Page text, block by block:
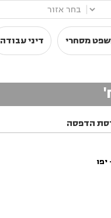
מסחרי דיני עבודה
הדפסה